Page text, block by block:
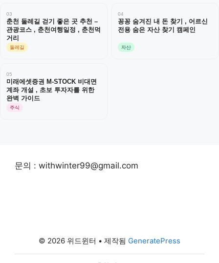
03
춘천 둘레길 걷기 좋은 곳 추천 –
관광코스 , 춘천여행일정 , 춘천먹
거리
둘레길
04
꽁꽁 숨겨진 내 돈 찾기 , 어르신
전용 숨은 자산 찾기 캠페인
자산
05
미래에셋증권 M-STOCK 비대면
계좌 개설 , 초보 투자자를 위한
완벽 가이드
주식
문의 : withwinter99@gmail.com
© 2026 위드윈터 • 제작됨 GeneratePress